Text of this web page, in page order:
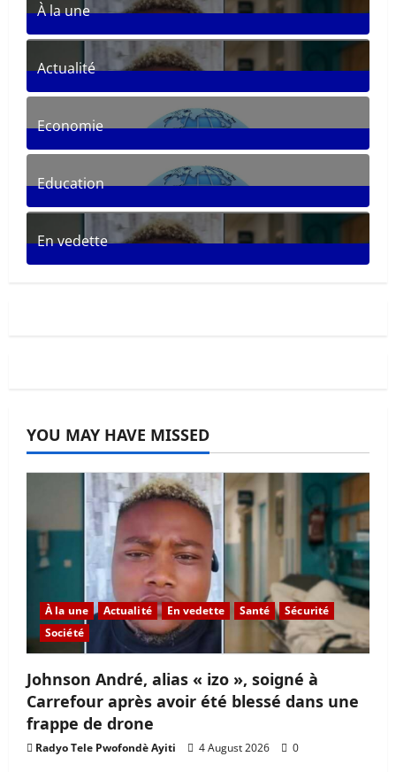
À la une
361Posts
Actualité
287Posts
Economie
30Posts
Education
33Posts
En vedette
YOU MAY HAVE MISSED
À la une Actualité En vedette Santé
Sécurité
Société
Johnson André, alias « izo », soigné à
Carrefour après avoir été blessé dans une
frappe de drone
Radyo Tele Pwofondè Ayiti 4 August 2026 0